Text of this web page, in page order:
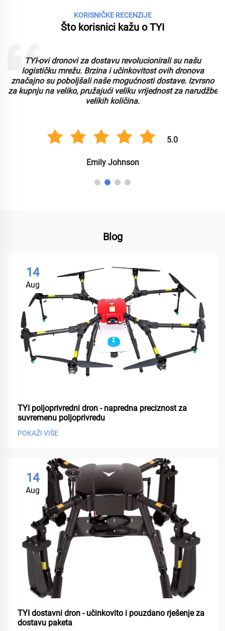
KORISNIČKE RECENZIJE
Što korisnici kažu o TYI
TYI-ovi dronovi za dostavu revolucionirali su našu
logističku mrežu. Brzina i učinkovitost ovih dronova
značajno su poboljšali naše mogućnosti dostave. Izvrsno
za kupnju na veliko, pružajući veliku vrijednost za narudžbe
velikih količina.
5.0
Emily Johnson
Blog
14
Aug
TYI poljoprivredni dron - napredna preciznost za
suvremenu poljoprivredu
POKAŽI VIŠE
14
Aug
TYI dostavni dron - učinkovito i pouzdano rješenje za
dostavu paketa